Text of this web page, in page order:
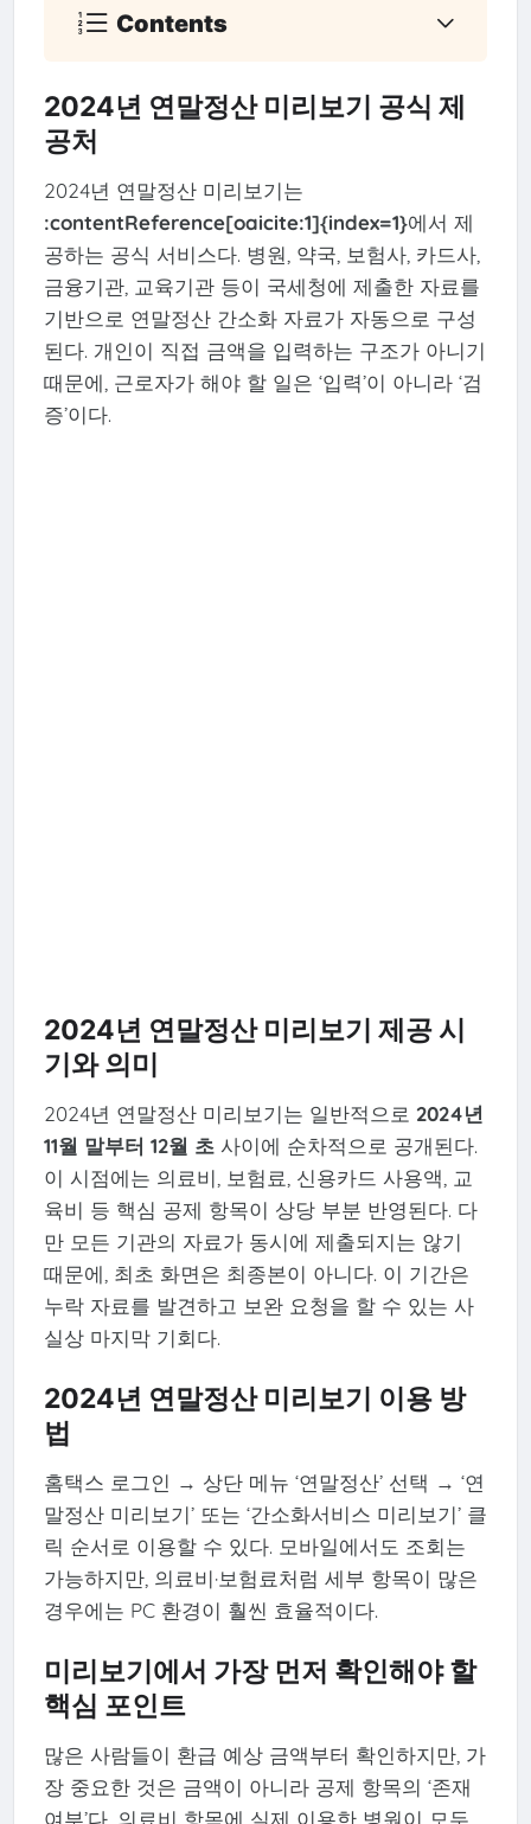
Contents
2024년 연말정산 미리보기 공식 제
공처
2024년 연말정산 미리보기는
:contentReference[oaicite:1]{index=1}에서 제
공하는 공식 서비스다. 병원, 약국, 보험사, 카드사,
금융기관, 교육기관 등이 국세청에 제출한 자료를
기반으로 연말정산 간소화 자료가 자동으로 구성
된다. 개인이 직접 금액을 입력하는 구조가 아니기
때문에, 근로자가 해야 할 일은 ‘입력’이 아니라 ‘검
증’이다.
2024년 연말정산 미리보기 제공 시
기와 의미
2024년 연말정산 미리보기는 일반적으로 2024년
11월 말부터 12월 초사이에 순차적으로 공개된다.
이 시점에는 의료비, 보험료, 신용카드 사용액, 교
육비 등 핵심 공제 항목이 상당 부분 반영된다. 다
만 모든 기관의 자료가 동시에 제출되지는 않기
때문에, 최초 화면은 최종본이 아니다. 이 기간은
누락 자료를 발견하고 보완 요청을 할 수 있는 사
실상 마지막 기회다.
2024년 연말정산 미리보기 이용 방
법
홈택스 로그인 → 상단 메뉴 ‘연말정산’ 선택 → ‘연
말정산 미리보기’ 또는 ‘간소화서비스 미리보기’ 클
릭 순서로 이용할 수 있다. 모바일에서도 조회는
가능하지만, 의료비·보험료처럼 세부 항목이 많은
경우에는 PC 환경이 훨씬 효율적이다.
미리보기에서 가장 먼저 확인해야 할
핵심 포인트
많은 사람들이 환급 예상 금액부터 확인하지만, 가
장 중요한 것은 금액이 아니라 공제 항목의 ‘존재
여부’다. 의료비 항목에 실제 이용한 병원이 모두